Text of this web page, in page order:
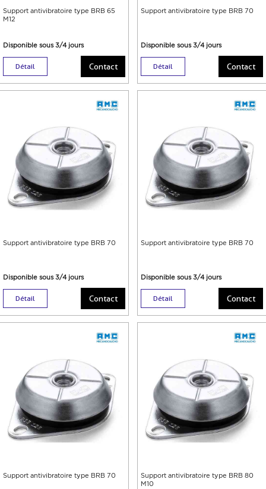
Support antivibratoire type BRB 65
M12
Disponible sous 3/4 jours
Détail Contact
Support antivibratoire type BRB 70
Disponible sous 3/4 jours
Détail Contact
Support antivibratoire type BRB 70
Disponible sous 3/4 jours
Détail Contact
Support antivibratoire type BRB 70
Disponible sous 3/4 jours
Détail Contact
Support antivibratoire type BRB 70
Support antivibratoire type BRB 80
M10